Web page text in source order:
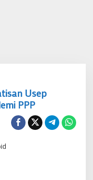
Usep
PPP